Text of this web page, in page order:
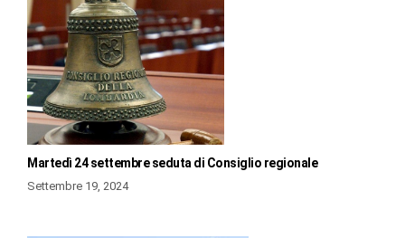
Martedì 24 settembre seduta di Consiglio regionale
Settembre 19, 2024